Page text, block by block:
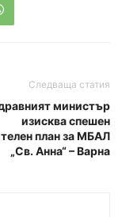
Следваща статия
министър
изисква спешен
план за МБАЛ
„Св. Анна“ – Варна